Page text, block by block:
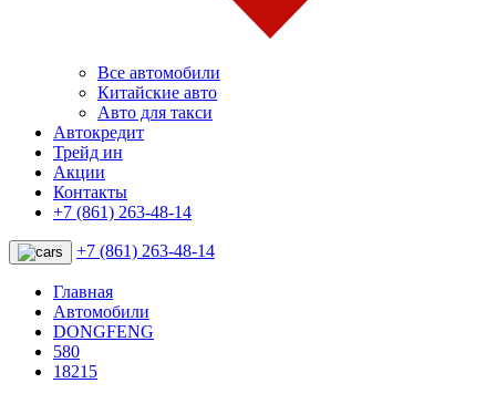
Все автомобили
Китайские авто
Авто для такси
Автокредит
Трейд ин
Акции
Контакты
+7 (861) 263-48-14
+7 (861) 263-48-14
Главная
Автомобили
DONGFENG
580
18215